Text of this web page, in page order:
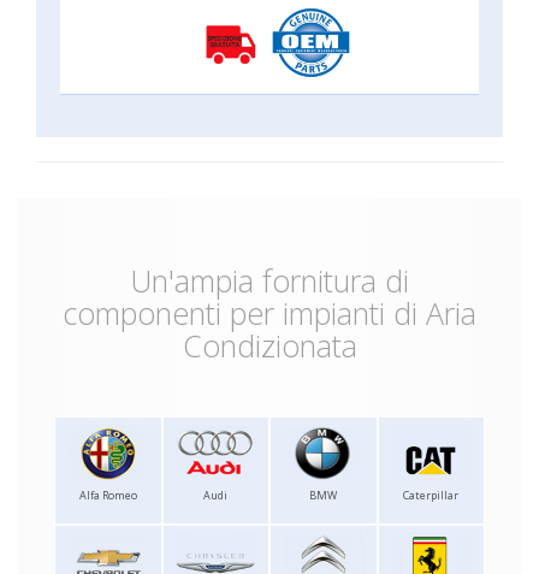
Un'ampia fornitura di
componenti per impianti di Aria
Condizionata
Alfa Romeo Audi BMW Caterpillar